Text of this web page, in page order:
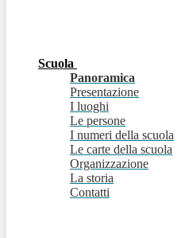
Scuola
Panoramica
Presentazione
I luoghi
Le persone
I numeri della scuola
Le carte della scuola
Organizzazione
La storia
Contatti